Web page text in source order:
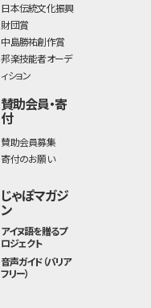
日本伝統文化振興
財団賞
中島勝祐創作賞
邦楽技能者オーデ
ィション
賛助会員・寄
付
賛助会員募集
寄付のお願い
じゃぽマガジ
ン
アイヌ語を贈るプ
ロジェクト
音声ガイド（バリア
フリー）